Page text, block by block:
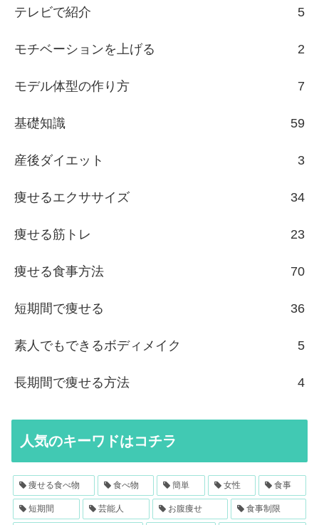
テレビで紹介 5
モチベーションを上げる 2
モデル体型の作り方 7
基礎知識 59
産後ダイエット 3
痩せるエクササイズ 34
痩せる筋トレ 23
痩せる食事方法 70
短期間で痩せる 36
素人でもできるボディメイク 5
長期間で痩せる方法 4
人気のキーワドはコチラ
痩せる食べ物 食べ物 簡単 女性 食事
短期間 芸能人 お腹痩せ 食事制限